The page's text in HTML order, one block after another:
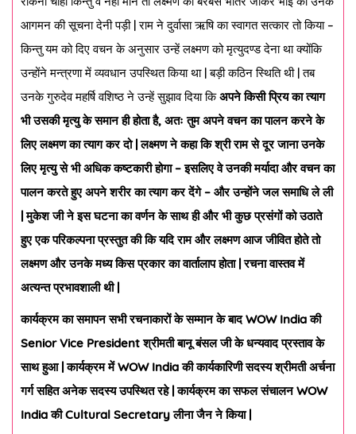
आगमन की सूचना देनी पड़ी | राम ने दुर्वासा ऋषि का स्वागत सत्कार तो किया –
किन्तु यम को दिए वचन के अनुसार उन्हें लक्ष्मण को मृत्युदण्ड देना था क्योंकि
उन्होंने मन्त्रणा में व्यवधान उपस्थित किया था | बड़ी कठिन स्थिति थी | तब
उनके गुरुदेव महर्षि वशिष्ठ ने उन्हें सुझाव दिया किअपने किसी प्रिय का त्याग
भी उसकी मृत्यु के समान ही होता है, अतः तुम अपने वचन का पालन करने के
लिए लक्ष्मण का त्याग कर दो | लक्ष्मण ने कहा कि श्री राम से दूर जाना उनके
लिए मृत्यु से भी अधिक कष्टकारी होगा – इसलिए वे उनकी मर्यादा और वचन का
पालन करते हुए अपने शरीर का त्याग कर देंगे – और उन्होंने जल समाधि ले ली
| मुकेश जी ने इस घटना का वर्णन के साथ ही और भी कुछ प्रसंगों को उठाते
हुए एक परिकल्पना प्रस्तुत की कि यदि राम और लक्ष्मण आज जीवित होते तो
लक्ष्मण और उनके मध्य किस प्रकार का वार्तालाप होता | रचना वास्तव में
अत्यन्त प्रभावशाली थी |
कार्यक्रम का समापन सभी रचनाकारों के सम्मान के बादWOW India की
Senior Vice President श्रीमती बानू बंसल जी के धन्यवाद प्रस्ताव के
साथ हुआ | कार्यक्रम में WOW India की कार्यकारिणी सदस्य श्रीमती अर्चना
गर्ग सहित अनेक सदस्य उपस्थित रहे | कार्यक्रम का सफल संचालन WOW
India की Cultural Secretary लीना जैन ने किया |